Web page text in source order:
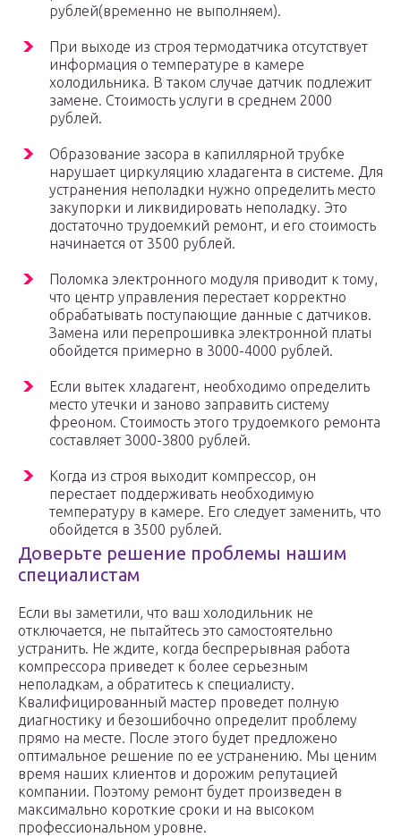
рублей(временно не выполняем).
При выходе из строя термодатчика отсутствует
информация о температуре в камере
холодильника. В таком случае датчик подлежит
замене. Стоимость услуги в среднем 2000
рублей.
Образование засора в капиллярной трубке
нарушает циркуляцию хладагента в системе. Для
устранения неполадки нужно определить место
закупорки и ликвидировать неполадку. Это
достаточно трудоемкий ремонт, и его стоимость
начинается от 3500 рублей.
Поломка электронного модуля приводит к тому,
что центр управления перестает корректно
обрабатывать поступающие данные с датчиков.
Замена или перепрошивка электронной платы
обойдется примерно в 3000-4000 рублей.
Если вытек хладагент, необходимо определить
место утечки и заново заправить систему
фреоном. Стоимость этого трудоемкого ремонта
составляет 3000-3800 рублей.
Когда из строя выходит компрессор, он
перестает поддерживать необходимую
температуру в камере. Его следует заменить, что
обойдется в 3500 рублей.
Доверьте решение проблемы нашим
специалистам
Если вы заметили, что ваш холодильник не
отключается, не пытайтесь это самостоятельно
устранить. Не ждите, когда беспрерывная работа
компрессора приведет к более серьезным
неполадкам, а обратитесь к специалисту.
Квалифицированный мастер проведет полную
диагностику и безошибочно определит проблему
прямо на месте. После этого будет предложено
оптимальное решение по ее устранению. Мы ценим
время наших клиентов и дорожим репутацией
компании. Поэтому ремонт будет произведен в
максимально короткие сроки и на высоком
профессиональном уровне.